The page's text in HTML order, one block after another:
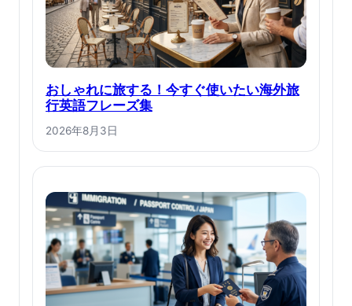
おしゃれに旅する！今すぐ使いたい海外旅
行英語フレーズ集
2026年8月3日